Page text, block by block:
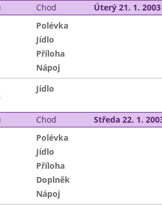
Chod Úterý 21. 1. 2003
Polévka
Jídlo
Příloha
Nápoj
Jídlo
Chod Středa 22. 1.
Polévka
Jídlo
Příloha
Doplněk
Nápoj